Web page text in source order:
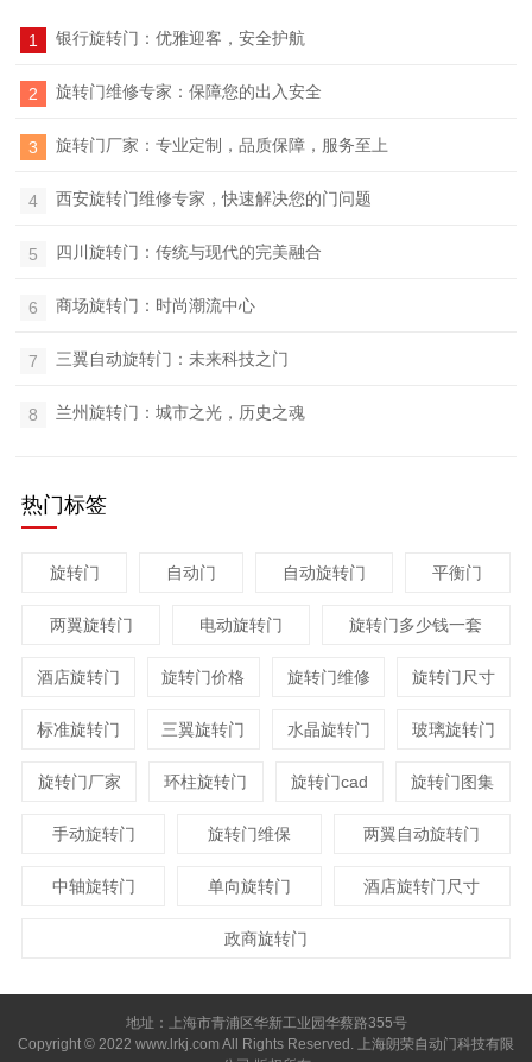
1 银行旋转门：优雅迎客，安全护航
2 旋转门维修专家：保障您的出入安全
3 旋转门厂家：专业定制，品质保障，服务至上
4 西安旋转门维修专家，快速解决您的门问题
5 四川旋转门：传统与现代的完美融合
6 商场旋转门：时尚潮流中心
7 三翼自动旋转门：未来科技之门
8 兰州旋转门：城市之光，历史之魂
热门标签
旋转门 自动门 自动旋转门 平衡门
两翼旋转门 电动旋转门 旋转门多少钱一套
酒店旋转门 旋转门价格 旋转门维修 旋转门尺寸
标准旋转门 三翼旋转门 水晶旋转门 玻璃旋转门
旋转门厂家 环柱旋转门 旋转门cad 旋转门图集
手动旋转门 旋转门维保 两翼自动旋转门
中轴旋转门 单向旋转门 酒店旋转门尺寸
政商旋转门
地址：上海市青浦区华新工业园华蔡路355号
Copyright © 2022 www.lrkj.com All Rights Reserved. 上海朗荣自动门科技有限